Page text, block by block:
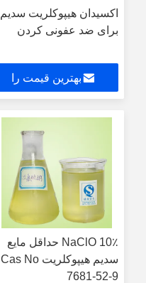
اکسیدان هیپوکلریت سدیم
برای ضد عفونی کردن
بهترین قیمت را
NaClO 10٪ حداقل مایع
سدیم هیپوکلریت Cas No
7681-52-9